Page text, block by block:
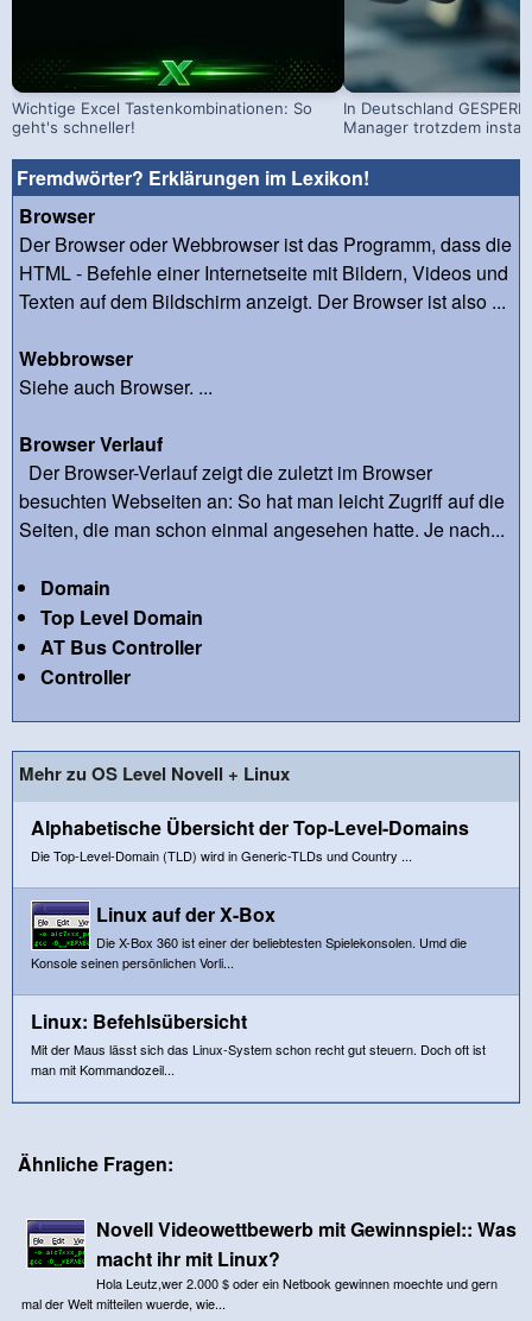
Wichtige Excel Tastenkombinationen: So
geht's schneller!
In Deutschland
Manager trotzdem
Fremdwörter? Erklärungen im Lexikon!
Browser
Der Browser oder Webbrowser ist das Programm, dass die
HTML - Befehle einer Internetseite mit Bildern, Videos und
Texten auf dem Bildschirm anzeigt. Der Browser ist also ...
Webbrowser
Siehe auch Browser. ...
Browser Verlauf
Der Browser-Verlauf zeigt die zuletzt im Browser
besuchten Webseiten an: So hat man leicht Zugriff auf die
Seiten, die man schon einmal angesehen hatte. Je nach...
Domain
Top Level Domain
AT Bus Controller
Controller
Mehr zu OS Level Novell + Linux
Alphabetische Übersicht der Top-Level-Domains
Die Top-Level-Domain (TLD) wird in Generic-TLDs und Country ...
Linux auf der X-Box
Die X-Box 360 ist einer der beliebtesten Spielekonsolen. Umd die
Konsole seinen persönlichen Vorli...
Linux: Befehlsübersicht
Mit der Maus lässt sich das Linux-System schon recht gut steuern. Doch oft ist
man mit Kommandozeil...
Ähnliche Fragen:
Novell Videowettbewerb mit Gewinnspiel:: Was
macht ihr mit Linux?
Hola Leutz,wer 2.000 $ oder ein Netbook gewinnen moechte und gern
mal der Welt mitteilen wuerde, wie...